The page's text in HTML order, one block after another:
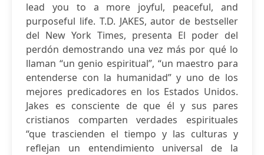
lead you to a more joyful, peaceful, and
purposeful life. T.D. JAKES, autor de bestseller
del New York Times, presenta El poder del
perdón demostrando una vez más por qué lo
llaman “un genio espiritual”, “un maestro para
entenderse con la humanidad” y uno de los
mejores predicadores en los Estados Unidos.
Jakes es consciente de que él y sus pares
cristianos comparten verdades espirituales
“que trascienden el tiempo y las culturas y
reflejan un entendimiento universal de la